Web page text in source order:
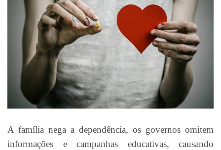
A família nega a dependência, os governos omitem
informações e campanhas educativas, causando